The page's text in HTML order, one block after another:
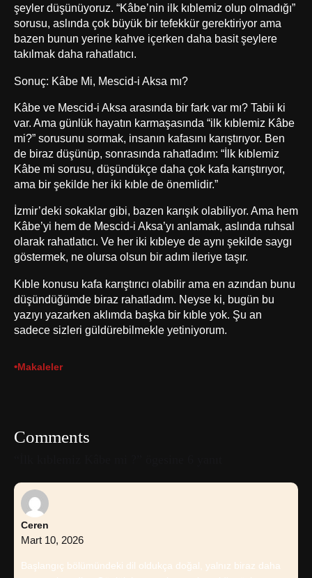
şeyler düşünüyoruz. “Kâbe’nin ilk kıblemiz olup olmadığı”
sorusu, aslında çok büyük bir tefekkür gerektiriyor ama
bazen bunun yerine kahve içerken daha basit şeylere
takılmak daha rahatlatıcı.
Sonuç: Kâbe Mi, Mescid-i Aksa mı?
Kâbe ve Mescid-i Aksa arasında bir fark var mı? Tabii ki
var. Ama günlük hayatın karmaşasında “ilk kıblemiz Kâbe
mi?” sorusunu sormak, insanın kafasını karıştırıyor. Ben
de biraz düşünüp, sonrasında rahatladım: “İlk kıblemiz
Kâbe mi sorusu, düşündükçe daha çok kafa karıştırıyor,
ama bir şekilde her iki kıble de önemlidir.”
İzmir’deki sokaklar gibi, bazen karışık olabiliyor. Ama hem
Kâbe’yi hem de Mescid-i Aksa’yı anlamak, aslında ruhsal
olarak rahatlatıcı. Ve her iki kıbleye de aynı şekilde saygı
göstermek, ne olursa olsun bir adım ileriye taşır.
Kıble konusu kafa karıştırıcı olabilir ama en azından bunu
düşündüğümde biraz rahatladım. Neyse ki, bugün bu
yazıyı yazarken aklımda başka bir kıble yok. Şu an
sadece sizleri güldürebilmekle yetiniyorum.
•Makaleler
Comments
Ceren
Mart 10, 2026
Başlangıç bölümündeki dil oldukça doğal, yalnız biraz daha